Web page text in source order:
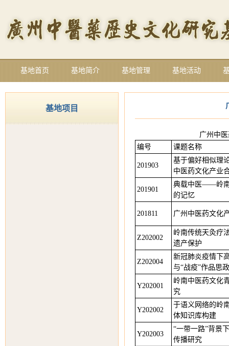
基地首页 基地简介 基地管理 基地活动
基地项目
广州中
编号
课题名称
201903
基于偏好相似理
中医药文化产业
201901
典载中医——岭
的记忆
201811 广州中医药文化
Z202002
岭南传统天灸疗
遗产保护
Z202004
新冠肺炎疫情下
与“战疫”作品思
Y202001
岭南中医药文化
究
Y202002
于语义网络的岭
体知识库构建
Y202003
“一带一路”背景
传播研究